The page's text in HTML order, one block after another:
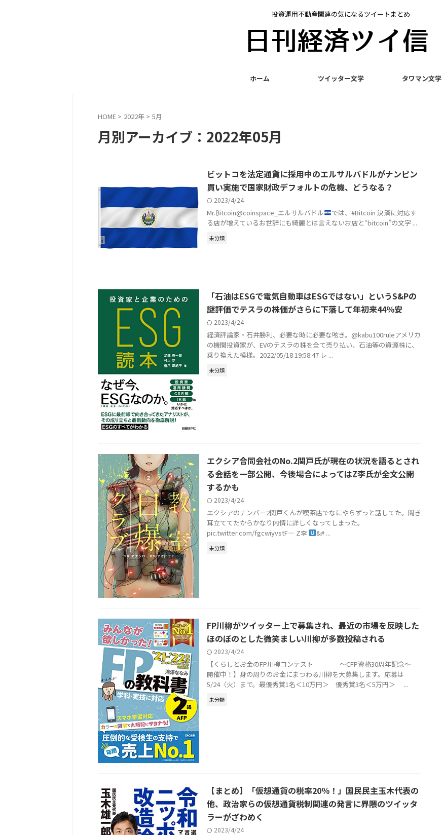
投資運用不動産関連の気になるツイートまとめ
ホーム ツイッター文学 タワマン文学
HOME > 2022年 > 5月
月別アーカイブ：2022年05月
ビットコを法定通貨に採用中のエルサルバドルがナンピン
買い実施で国家財政デフォルトの危機、どうなる？
2023/4/24
Mr.₿itcoin@coinspace_エルサルバドル
では、#Bitcoin 決済に対応す
る店が増えているお世辞にも綺麗とは言えないお店と“bitcoin”の文字 ...
未分類
「石油はESGで電気自動車はESGではない」というS&Pの
謎評価でテスラの株価がさらに下落して年初来44％安
2023/4/24
経済評論家・石井勝利、必要な時に必要な呟き。@kabu100ruleアメリカ
の機関投資家が、EVのテスラの株を全て売り払い、石油等の資源株に、
乗り換えた模様。2022/05/18 19:58:47 レ ...
未分類
エクシア合同会社のNo.2関戸氏が現在の状況を語るとされ
る会話を一部公開、今後場合によってはZ李氏が全文公開
するかも
2023/4/24
エクシアのナンバー2関戸くんが喫茶店でなにやらずっと話してた。聞き
耳立ててたからかなり内情に詳しくなってしまった。
pic.twitter.com/fgcwiyvstF— Z李
&# ...
未分類
FP川柳がツイッター上で募集され、最近の市場を反映した
ほのぼのとした微笑ましい川柳が多数投稿される
2023/4/24
【くらしとお金のFP川柳コンテスト ～CFP資格30周年記念～
開催中！】身の周りのお金にまつわる川柳を大募集します。応募は
5/24（火）まで。最優秀賞1名＜10万円＞ 優秀賞3名＜5万円＞ ...
未分類
【まとめ】「仮想通貨の税率20％！」国民民主玉木代表の
他、政治家らの仮想通貨税制関連の発言に界隈のツイッタ
ラーがざわめく
2023/4/24